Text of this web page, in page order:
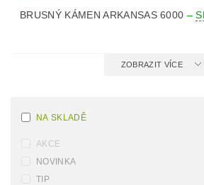
BRUSNÝ KÁMEN ARKANSAS 6000 –
ZOBRAZIT VÍCE
NA SKLADĚ
AKCE
NOVINKA
TIP